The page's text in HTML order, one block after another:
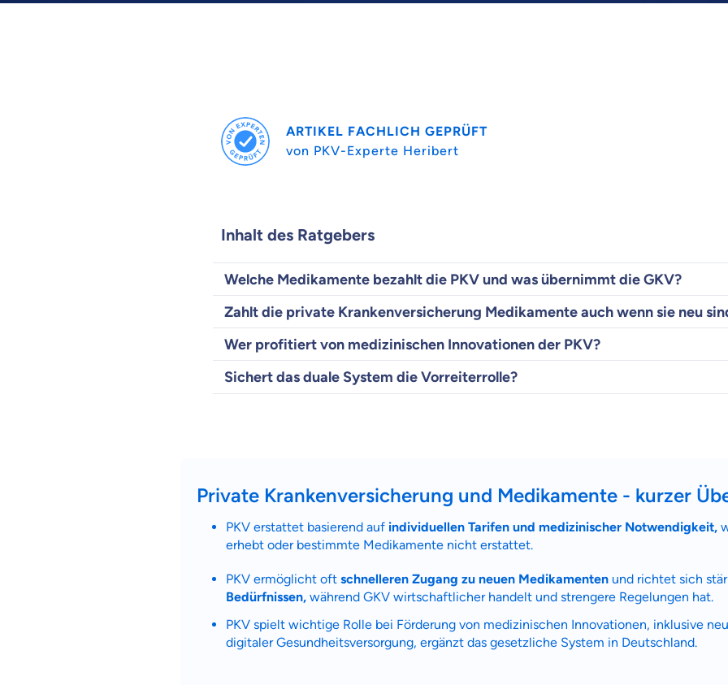
ARTIKEL FACHLICH GEPRÜFT
von PKV-Experte Heribert
Inhalt des Ratgebers
Welche Medikamente bezahlt die PKV und was übernimmt die GKV?
Zahlt die private Krankenversicherung Medikamente auch wenn sie neu
Wer profitiert von medizinischen Innovationen der PKV?
Sichert das duale System die Vorreiterrolle?
Private Krankenversicherung und Medikamente - kurzer
PKV erstattet basierend auf individuellen Tarifen und medizinischer Notwendigkeit,
erhebt oder bestimmte Medikamente nicht erstattet.
PKV ermöglicht oft schnelleren Zugang zu neuen Medikamenten und richtet sich
Bedürfnissen, während GKV wirtschaftlicher handelt und strengere Regelungen hat.
PKV spielt wichtige Rolle bei Förderung von medizinischen Innovationen, inklusive
digitaler Gesundheitsversorgung, ergänzt das gesetzliche System in Deutschland.